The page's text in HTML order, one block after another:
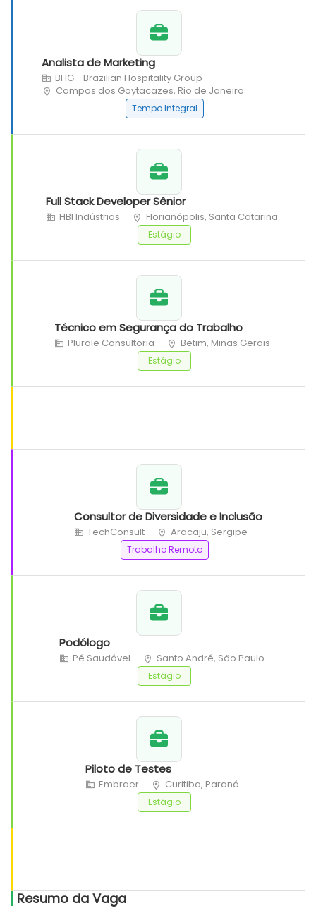
Analista de Marketing
BHG - Brazilian Hospitality Group
Campos dos Goytacazes, Rio de Janeiro
Tempo Integral
Full Stack Developer Sênior
HBI Indústrias Florianópolis, Santa Catarina
Estágio
Técnico em Segurança do Trabalho
Plurale Consultoria Betim, Minas Gerais
Estágio
Consultor de Diversidade e Inclusão
TechConsult Aracaju, Sergipe
Trabalho Remoto
Podólogo
Pé Saudável Santo André, São Paulo
Estágio
Piloto de Testes
Embraer Curitiba, Paraná
Estágio
Resumo da Vaga